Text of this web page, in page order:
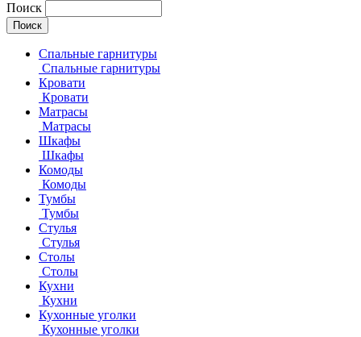
Поиск
Спальные гарнитуры
Спальные гарнитуры
Кровати
Кровати
Матрасы
Матрасы
Шкафы
Шкафы
Комоды
Комоды
Тумбы
Тумбы
Стулья
Стулья
Столы
Столы
Кухни
Кухни
Кухонные уголки
Кухонные уголки